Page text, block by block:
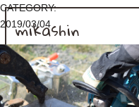
mikashin
CATEGORY:
2019/03/04